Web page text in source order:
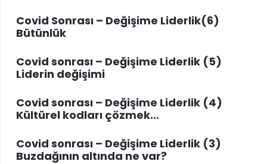
Covid Sonrası – Değişime Liderlik(6)
Bütünlük
Covid sonrası – Değişime Liderlik (5)
Liderin değişimi
Covid sonrası – Değişime Liderlik (4)
Kültürel kodları çözmek…
Covid sonrası – Değişime Liderlik (3)
Buzdağının altında ne var?